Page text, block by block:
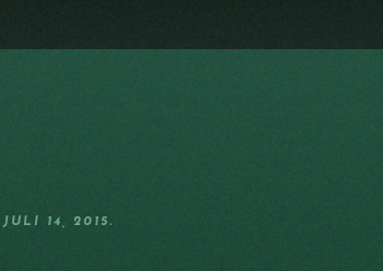
JULI 14, 2015.